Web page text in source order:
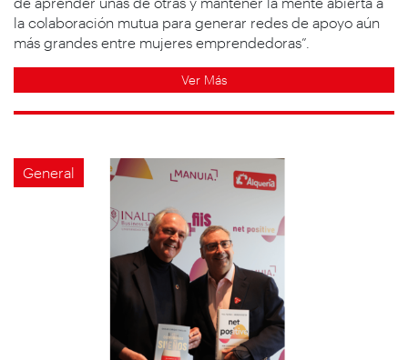
la colaboración mutua para generar redes de apoyo aún
más grandes entre mujeres emprendedoras”.
Ver Más
General